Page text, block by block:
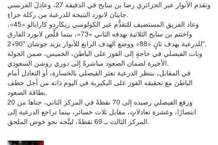
وتقدم الأنوار عبر الجزائري رضا بن سايح في الدقيقة 27، وعادلَ الفرنسي
جايتان لابورد النتيجة للدرعية من ركلة جزاءٍ.
وعاد الفريق المستضيف للتقدُّم عبر الكولومبي ريكاردو كارابالو «45»،
واختتم بن سايح الثلاثية بهدفه الثاني «73»، بينما قلَّص لابورد الفارق
للدرعية بهدف ثانٍ «88» ووضع الهدف الرابع للأنوار يزيد جوشان "90+2".
وبات الفيصلي في حاجةٍ إلى الفوز على الباطن، الخميس، ضمن الجولة
الأخيرة لضمان الصعود مباشرةً إلى دوري روشن السعودي.
في المقابل، ينتظر الدرعية تعثر الفيصلي بالخسارة، أو التعادل أمام
الباطن مع تحقيقه الفوز على البكيرية في اليوم ذاته من أجل خطف
بطاقة الصعود.
ورفع الفيصلي رصيده إلى 70 نقطةً في المركز الثاني، جناها من 20
انتصارًا، وعشرة تعادلاتٍ، مقابل ثلاث خسائر، بينما تراجع الدرعية إلى
المركز الثالث بـ 69 نقطةً، ليتَّجه نحو خوض الملحق.